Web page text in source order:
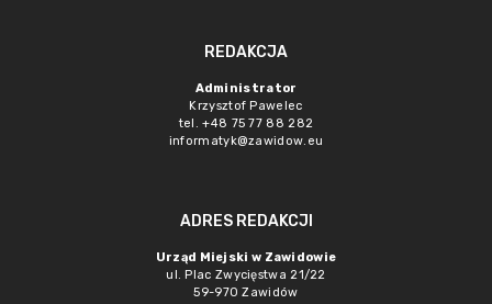
REDAKCJA
Administrator
Krzysztof Pawelec
tel. +48 75 77 88 282
informatyk@zawidow.eu
ADRES REDAKCJI
Urząd Miejski w Zawidowie
ul. Plac Zwycięstwa 21/22
59-970 Zawidów